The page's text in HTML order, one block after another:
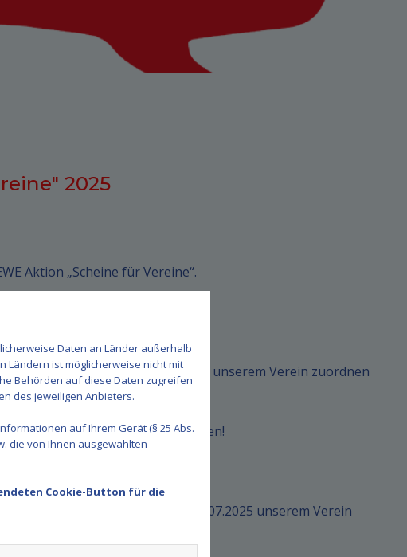
2025
Aktion „Scheine für Vereine“.
hier nochmal nachlesen:
einen Vereinsschein, den Ihr unserem Verein zuordnen
zu Gute kommen können!
zuordnen könnt:
sammeln und bis 06.07.2025 unserem Verein
Daten an Länder außerhalb
Ländern ist möglicherweise nicht mit
Behörden auf diese Daten zugreifen
des jeweiligen Anbieters.
auf Ihrem Gerät (§ 25 Abs.
die von Ihnen ausgewählten
Cookie-Button für die